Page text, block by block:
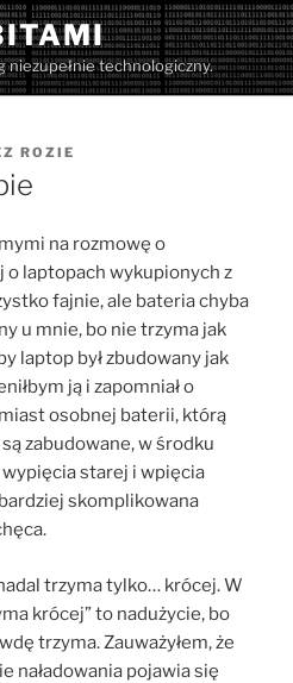
niezupełnie technologiczny.
ROZIE
na rozmowę o
o laptopach wykupionych z
fajnie, ale bateria chyba
u mnie, bo nie trzyma jak
laptop był zbudowany jak
ją i zapomniał o
osobnej baterii, którą
zabudowane, w środku
starej i wpięcia
skomplikowana
trzyma tylko… krócej. W
krócej” to nadużycie, bo
trzyma. Zauważyłem, że
naładowania pojawia się